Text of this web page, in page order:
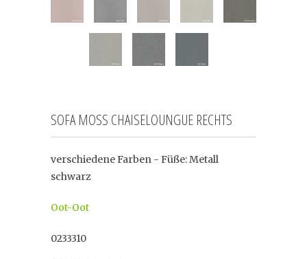
SOFA MOSS CHAISELOUNGUE RECHTS
verschiedene Farben - Füße: Metall
schwarz
Oot-Oot
0233310